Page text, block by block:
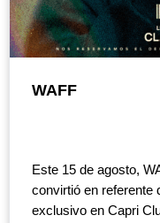
WAFF
Este 15 de agosto,
convirtió en referente
exclusivo en Capri